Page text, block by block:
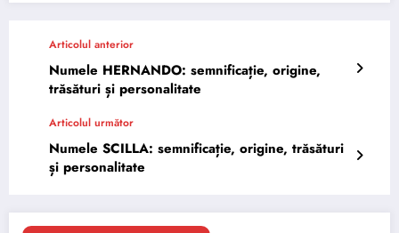
Articolul anterior
Numele HERNANDO: semnificație, origine,
trăsături și personalitate
Articolul următor
Numele SCILLA: semnificație, origine, trăsături
și personalitate